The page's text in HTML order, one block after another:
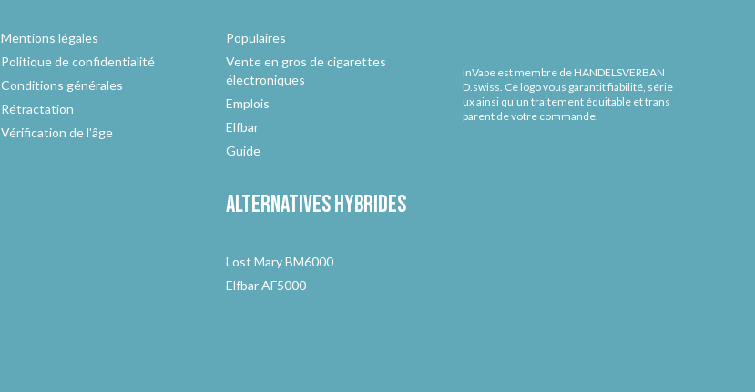
Mentions légales
Politique de confidentialité
Conditions générales
Rétractation
Vérification de l'âge
Populaires
Vente en gros de cigarettes
électroniques
Emplois
Elfbar
Guide
Alternativeshybrides
Lost Mary BM6000
Elfbar AF5000
InVape est membre de HANDELSVERBAN
D.swiss. Ce logo vous garantit fiabilité, série
ux ainsi qu'un traitement équitable et trans
parent de votre commande.